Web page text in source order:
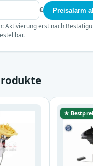
€
Preisalarm
Aktivierung erst nach
★